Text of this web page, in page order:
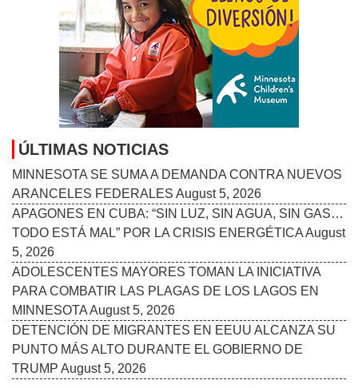
ÚLTIMAS NOTICIAS
MINNESOTA SE SUMA A DEMANDA CONTRA NUEVOS
ARANCELES FEDERALES August 5, 2026
APAGONES EN CUBA: “SIN LUZ, SIN AGUA, SIN GAS…
TODO ESTÁ MAL” POR LA CRISIS ENERGÉTICAAugust
5, 2026
ADOLESCENTES MAYORES TOMAN LA INICIATIVA
PARA COMBATIR LAS PLAGAS DE LOS LAGOS EN
MINNESOTAAugust 5, 2026
DETENCIÓN DE MIGRANTES EN EEUU ALCANZA SU
PUNTO MÁS ALTO DURANTE EL GOBIERNO DE
TRUMP August 5, 2026